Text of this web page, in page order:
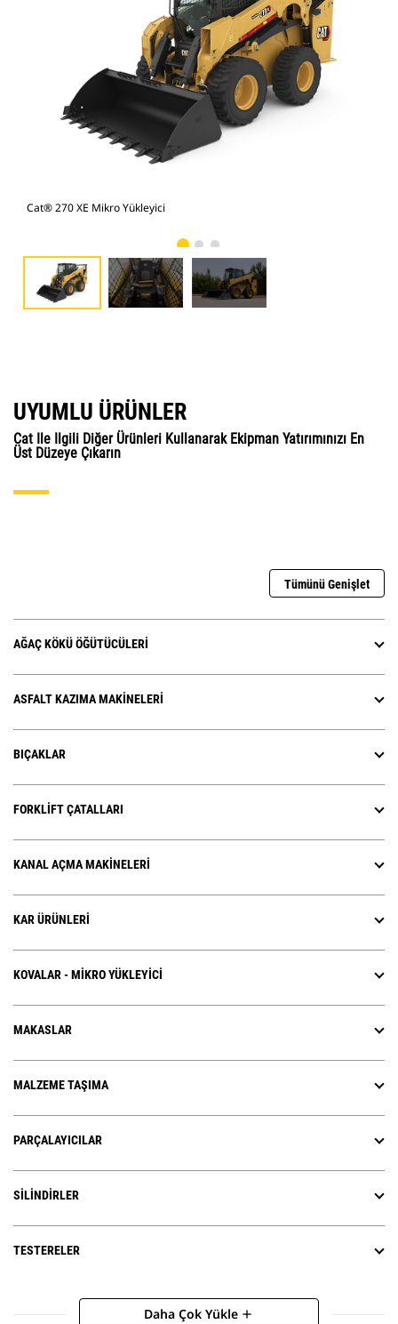
Cat® 270 XE Mikro Yükleyici
UYUMLU ÜRÜNLER
Cat Ile Ilgili Diğer Ürünleri Kullanarak Ekipman Yatırımınızı En
Üst Düzeye Çıkarın
Tümünü Genişlet
AĞAÇ KÖKÜ ÖĞÜTÜCÜLERI
ASFALT KAZIMA MAKINELERI
BIÇAKLAR
FORKLIFT ÇATALLARI
KANAL AÇMA MAKINELERI
KAR ÜRÜNLERI
KOVALAR - MIKRO YÜKLEYICI
MAKASLAR
MALZEME TAŞIMA
PARÇALAYICILAR
SILINDIRLER
TESTERELER
Daha Çok Yükle add